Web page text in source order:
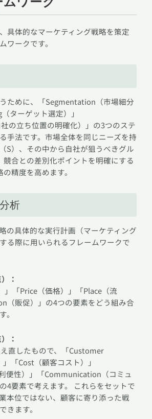
具体的なマーケティング戦略を策定
ワークです。
ために、「Segmentation（市場細分
ターゲット選定）」
の立ち位置の明確化）」の3つのステ
手法です。市場全体を同じニーズを持
S）、その中から自社が狙うべきグル
競合との差別化ポイントを明確にする
の精度を高めます。
析
の具体的な実行計画（マーケティング
る際に用いられるフレームワークで
：
」「Price（価格）」「Place（流
（販促）」の4つの要素をどう組み合
。
：
直したもので、「Customer
「Cost（顧客コスト）」
便性）」「Communication（コミュ
4要素で考えます。 これらをセットで
本位ではない、顧客に寄り添った戦
きます。